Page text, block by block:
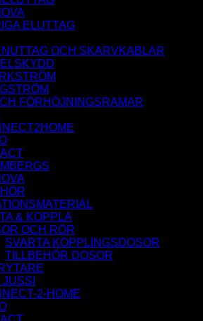
ELUTTAG
OCH SKARVKABLAR
FÖRHÖJNINGSRAMAR
& KOPPLA
OCH RÖR
SVARTA KOPPLINGSDOSOR
TILLBEHÖR DOSOR
2-HOME